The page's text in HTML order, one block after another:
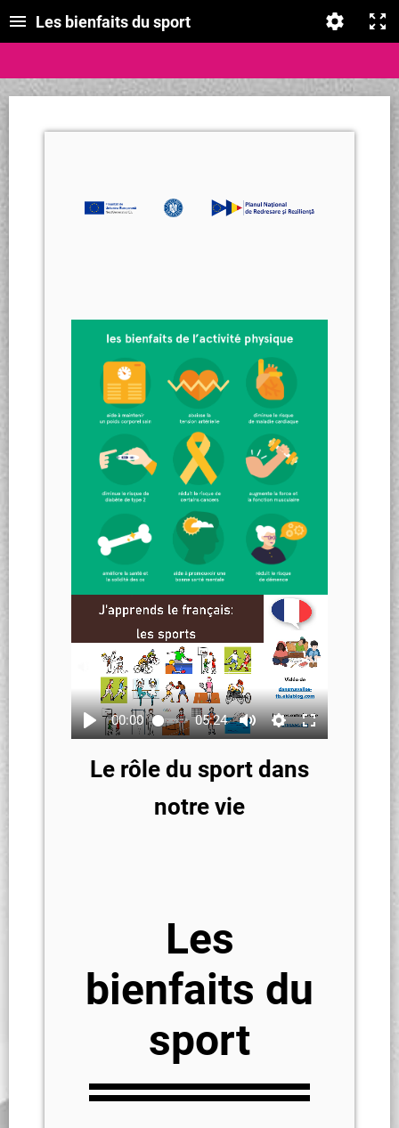
Les bienfaits du sport
00:00 05:24
Le rôle du sport dans
notre vie
Les
bienfaits du
sport